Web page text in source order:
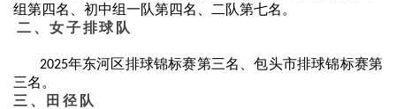
组第四名、初中组一队第四名、二队第七名。
二、女子排球队
2025年东河区排球锦标赛第三名、包头市排球锦标赛第
三名。
三、田径队